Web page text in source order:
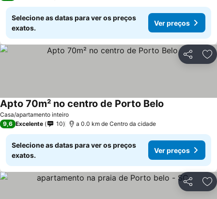
Selecione as datas para ver os preços
exatos.
Ver preços
Partilhar
Casa/apartamento inteiro
Apto 70m² no centro de Porto Belo
9,6 Excelente 10 a 0.0 km de Centro da cidade
Selecione as datas para ver os preços
exatos.
Ver preços
Partilhar